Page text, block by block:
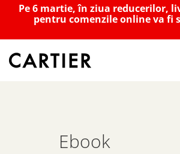
Pe 6 martie, în ziua reducerilor,
pentru comenzile online va fi
Ebook